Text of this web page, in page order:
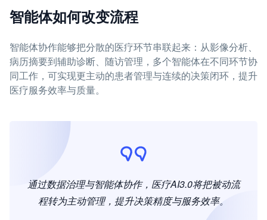
智能体如何改变流程
智能体协作能够把分散的医疗环节串联起来：从影像分析、
病历摘要到辅助诊断、随访管理，多个智能体在不同环节协
同工作，可实现更主动的患者管理与连续的决策闭环，提升
医疗服务效率与质量。
通过数据治理与智能体协作，医疗AI3.0将把被动流
程转为主动管理，提升决策精度与服务效率。